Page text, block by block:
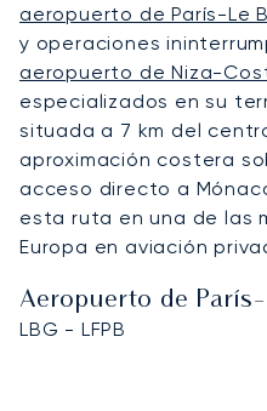
aeropuerto de París-Le
y operaciones
aeropuerto de Niza-
especializados en su
situada a 7 km del
aproximación costera
acceso directo a
esta ruta en una de las
Europa en aviación
Aeropuerto de
LBG - LFPB